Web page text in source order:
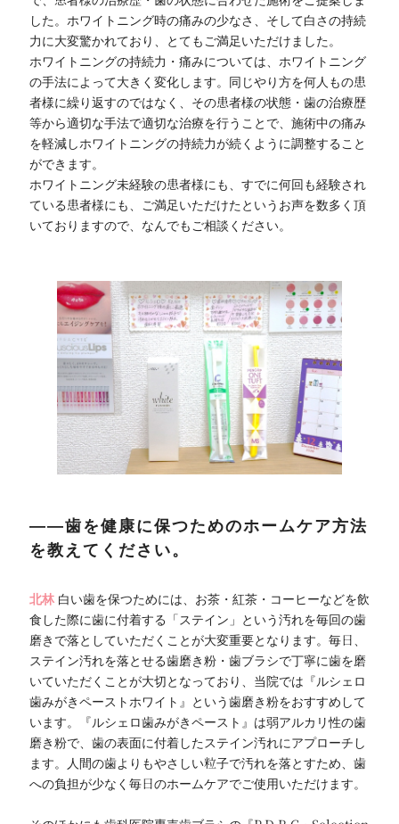
した。ホワイトニング時の痛みの少なさ、そして白さの持続
力に大変驚かれており、とてもご満足いただけました。
ホワイトニングの持続力・痛みについては、ホワイトニング
の手法によって大きく変化します。同じやり方を何人もの患
者様に繰り返すのではなく、その患者様の状態・歯の治療歴
等から適切な手法で適切な治療を行うことで、施術中の痛み
を軽減しホワイトニングの持続力が続くように調整すること
ができます。
ホワイトニング未経験の患者様にも、すでに何回も経験され
ている患者様にも、ご満足いただけたというお声を数多く頂
いておりますので、なんでもご相談ください。
――歯を健康に保つためのホームケア方法
を教えてください。
北林 白い歯を保つためには、お茶・紅茶・コーヒーなどを飲
食した際に歯に付着する「ステイン」という汚れを毎回の歯
磨きで落としていただくことが大変重要となります。毎日、
ステイン汚れを落とせる歯磨き粉・歯ブラシで丁寧に歯を磨
いていただくことが大切となっており、当院では『ルシェロ
歯みがきペーストホワイト』という歯磨き粉をおすすめして
います。『ルシェロ歯みがきペースト』は弱アルカリ性の歯
磨き粉で、歯の表面に付着したステイン汚れにアプローチし
ます。人間の歯よりもやさしい粒子で汚れを落とすため、歯
への負担が少なく毎日のホームケアでご使用いただけます。